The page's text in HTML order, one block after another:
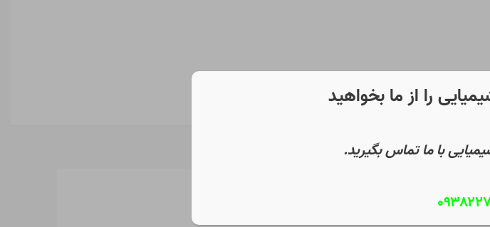
را از ما بخواهید
با ما تماس بگیرید.